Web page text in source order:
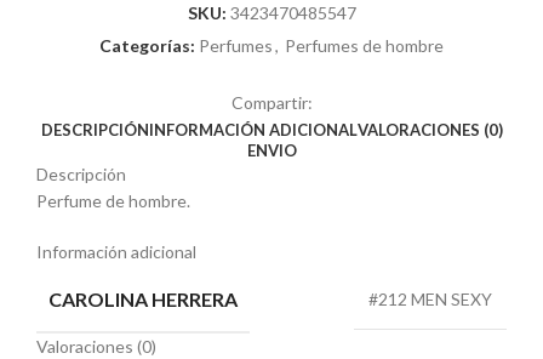
SKU: 3423470485547
Categorías: Perfumes, Perfumes de hombre
Compartir:
DESCRIPCIÓNINFORMACIÓN ADICIONALVALORACIONES (0)
ENVIO
Descripción
Perfume de hombre.
Información adicional
CAROLINA HERRERA #212 MEN SEXY
Valoraciones (0)